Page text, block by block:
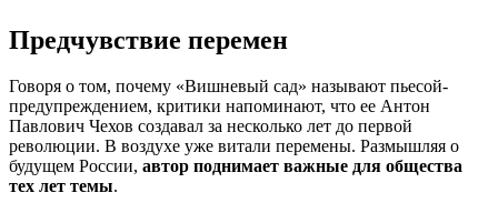
Предчувствие перемен
Говоря о том, почему «Вишневый сад» называют пьесой-
предупреждением, критики напоминают, что ее Антон
Павлович Чехов создавал за несколько лет до первой
революции. В воздухе уже витали перемены. Размышляя о
будущем России, автор поднимает важные для общества
тех лет темы.